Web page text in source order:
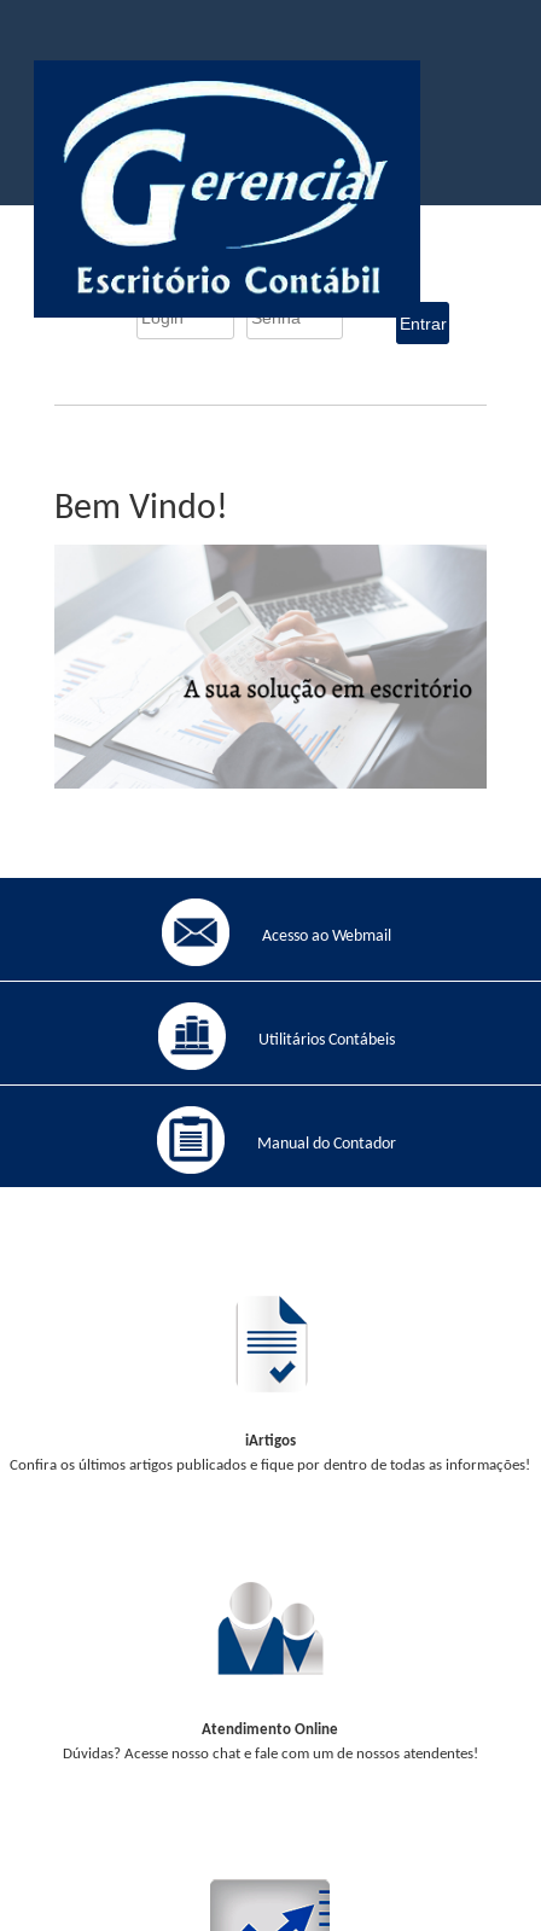
iDocumentos
Entrar
Bem Vindo!
Acesso ao Webmail
Utilitários Contábeis
Manual do Contador
iArtigos
Confira os últimos artigos publicados e fique por dentro de todas as informações!
Atendimento Online
Dúvidas? Acesse nosso chat e fale com um de nossos atendentes!